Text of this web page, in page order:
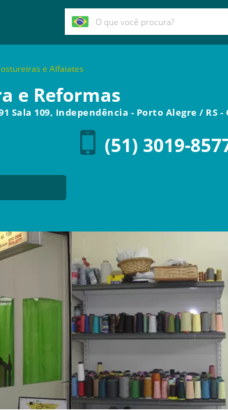
e Alfaiates
e Reformas
Sala 109, Independência - Porto Alegre / RS -
(51) 3019-